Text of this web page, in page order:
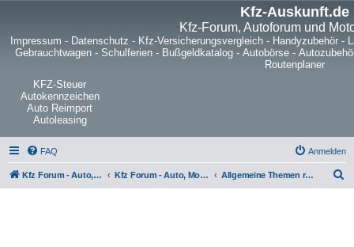
Kfz-Auskunft.de
Kfz-Forum, Autoforum und
Impressum - Datenschutz - Kfz-Versicherungsvergleich - Handyzubehör -
Gebrauchtwagen- Schulferien- Bußgeldkatalog- Autobörse-
Routenplaner
KFZ-Steuer
Autokennzeichen
Auto Reimport
Autoleasing
FAQ Anmelden
Kfz Forum - Auto, Motorrad und LKW Kfz Forum - Auto, Motorrad und LKW Allgemeine Themen rund um LKW, Zugmaschinen, Anhänger, Kleintransporter, Nutzfahrzeuge und Sattelschlepper